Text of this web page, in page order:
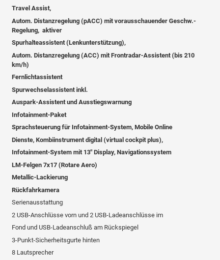
Travel Assist,
Autom. Distanzregelung (pACC) mit vorausschauender Geschw.-
Regelung, aktiver
Spurhalteassistent (Lenkunterstützung),
Autom. Distanzregelung (ACC) mit Frontradar-Assistent (bis 210
km/h)
Fernlichtassistent
Spurwechselassistent inkl.
Auspark-Assistent und Ausstiegswarnung
Infotainment-Paket
Sprachsteuerung für Infotainment-System, Mobile Online
Dienste, Kombiinstrument digital (virtual cockpit plus),
Infotainment-System mit 13" Display, Navigationssystem
LM-Felgen 7x17 (Rotare Aero)
Metallic-Lackierung
Rückfahrkamera
Serienausstattung
2 USB-Anschlüsse vorn und 2 USB-Ladeanschlüsse im
Fond und USB-Ladeanschluß am Rückspiegel
3-Punkt-Sicherheitsgurte hinten
8 Lautsprecher